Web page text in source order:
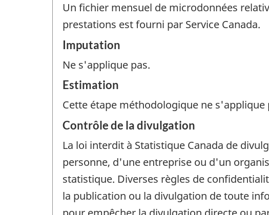
Un fichier mensuel de microdonnées
prestations est fourni par Service Canada.
Imputation
Ne s'applique pas.
Estimation
Cette étape méthodologique ne s'applique
Contrôle de la divulgation
La loi interdit à Statistique Canada de
personne, d'une entreprise ou d'un
statistique. Diverses règles de
la publication ou la divulgation de toute